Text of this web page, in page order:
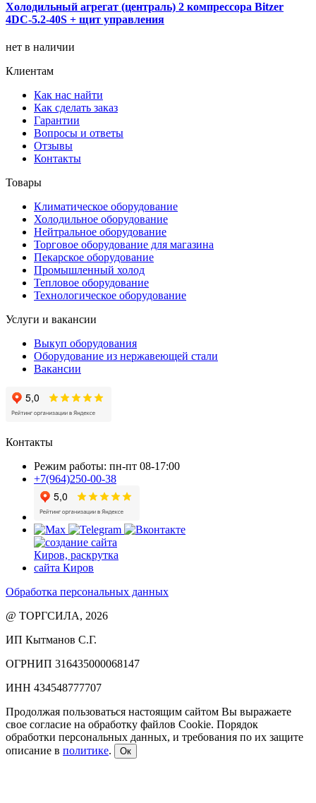
Холодильный агрегат (централь) 2 компрессора Bitzer
4DC-5.2-40S + щит управления
нет в наличии
Клиентам
Как нас найти
Как сделать заказ
Гарантии
Вопросы и ответы
Отзывы
Контакты
Товары
Климатическое оборудование
Холодильное оборудование
Нейтральное оборудование
Торговое оборудование для магазина
Пекарское оборудование
Промышленный холод
Тепловое оборудование
Технологическое оборудование
Услуги и вакансии
Выкуп оборудования
Оборудование из нержавеющей стали
Вакансии
Контакты
Режим работы: пн-пт 08-17:00
+7(964)250-00-38
Обработка персональных данных
@ ТОРГСИЛА, 2026
ИП Кытманов С.Г.
ОГРНИП 316435000068147
ИНН 434548777707
Продолжая пользоваться настоящим сайтом Вы выражаете
свое согласие на обработку файлов Cookie. Порядок
обработки персональных данных, и требования по их защите
описание в политике. Ок